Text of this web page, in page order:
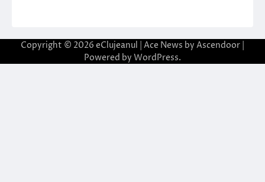
Copyright © 2026 eClujeanul | Ace News by Ascendoor
Powered by WordPress.